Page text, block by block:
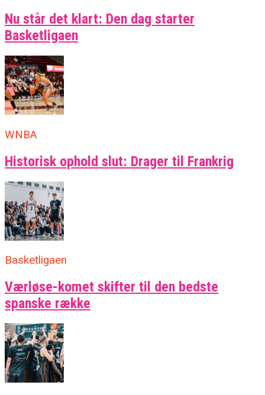
Nu står det klart: Den dag starter
Basketligaen
WNBA
Historisk ophold slut: Drager til Frankrig
Basketligaen
Værløse-komet skifter til den bedste
spanske række